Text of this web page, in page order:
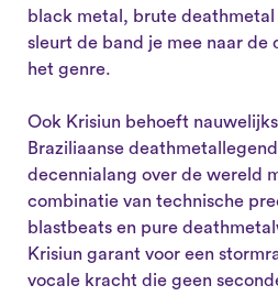
black metal, brute
sleurt de band je mee naar de
het genre.
Ook Krisiun behoeft
Braziliaanse
decennialang over de wereld
combinatie van technische
blastbeats en pure
Krisiun garant voor een
vocale kracht die geen